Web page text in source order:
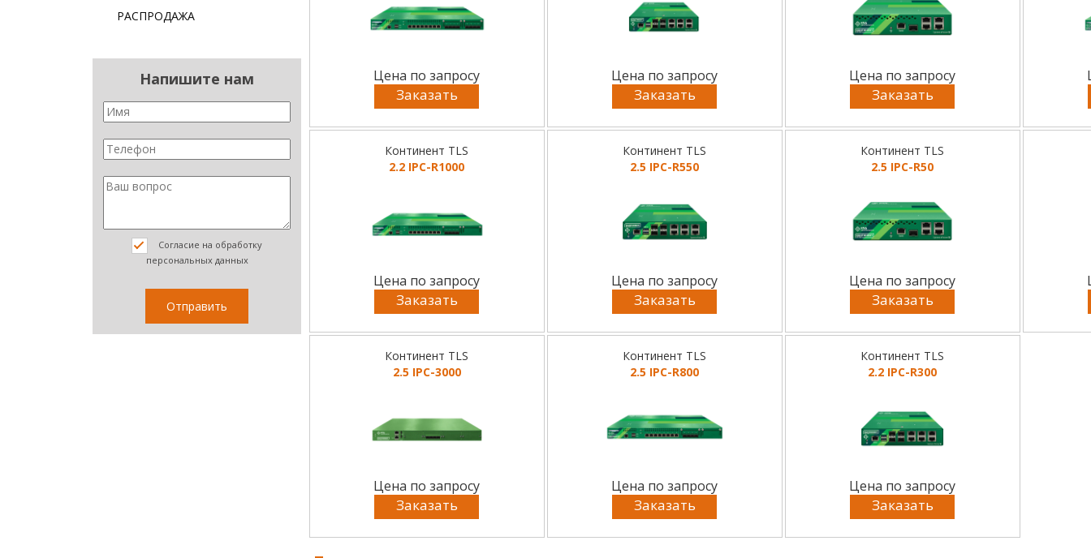
РАСПРОДАЖА
Напишите нам
Согласие на обработку
персональных данных
Цена по запросу
Заказать
Цена по запросу
Заказать
Цена по запросу
Заказать
Континент TLS
2.2 IPC-R1000
Цена по запросу
Заказать
Континент TLS
2.5 IPC-R550
Цена по запросу
Заказать
Континент TLS
2.5 IPC-R50
Цена по запросу
Заказать
Континент TLS
2.5 IPC-3000
Цена по запросу
Заказать
Континент TLS
2.5 IPC-R800
Цена по запросу
Заказать
Континент TLS
2.2 IPC-R300
Цена по запросу
Заказать